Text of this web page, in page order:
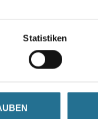
Statistiken
Shop und lassen